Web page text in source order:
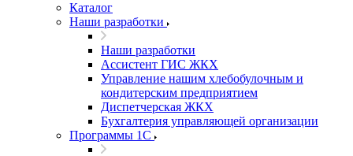
Каталог
Наши разработки
Наши разработки
Ассистент ГИС ЖКХ
Управление нашим хлебобулочным и
кондитерским предприятием
Диспетчерская ЖКХ
Бухгалтерия управляющей организации
Программы 1С